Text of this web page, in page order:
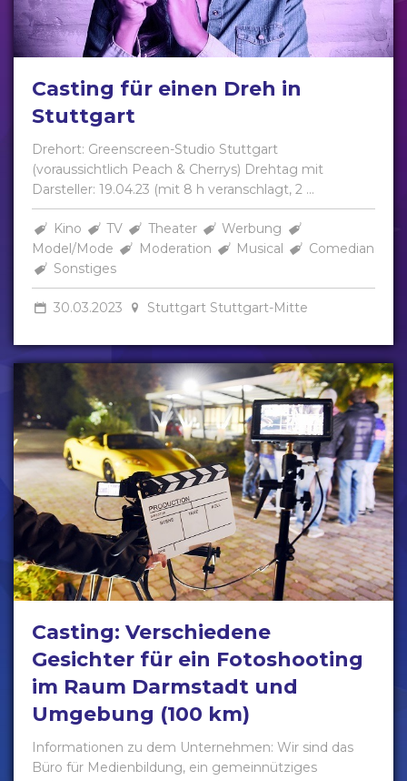
Casting für einen Dreh in
Stuttgart
Drehort: Greenscreen-Studio Stuttgart
(voraussichtlich Peach & Cherrys) Drehtag mit
Darsteller: 19.04.23 (mit 8 h veranschlagt, 2 ...
Kino TV Theater
Werbung
Model/Mode
Moderation Musical
Comedian
Sonstiges
30.03.2023 Stuttgart Stuttgart-Mitte
Casting: Verschiedene
Gesichter für ein Fotoshooting
im Raum Darmstadt und
Umgebung (100 km)
Informationen zu dem Unternehmen: Wir sind das
Büro für Medienbildung, ein gemeinnütziges